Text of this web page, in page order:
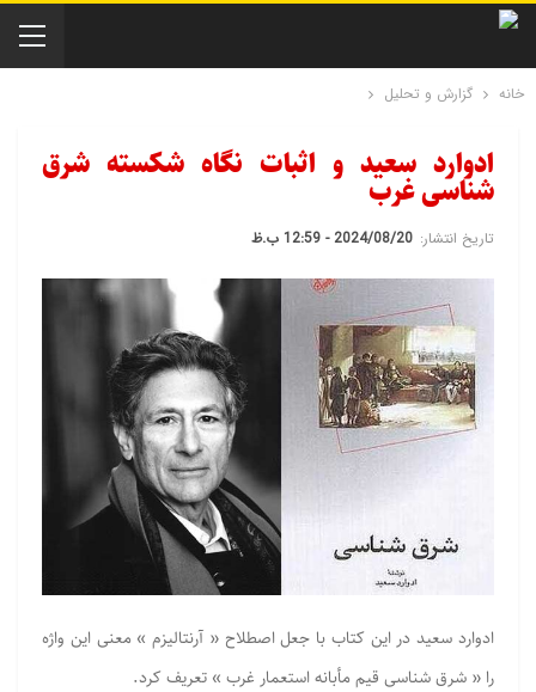
خانه گزارش و تحلیل
ادوارد سعید و اثبات نگاه شکسته شرق
شناسی غرب
تاریخ انتشار: 2024/08/20 - 12:59 ب.ظ
ادوارد سعید در این کتاب با جعل اصطلاح « آرنتالیزم » معنی این واژه
را « شرق شناسی قیم مأبانه استعمار غرب » تعریف کرد.